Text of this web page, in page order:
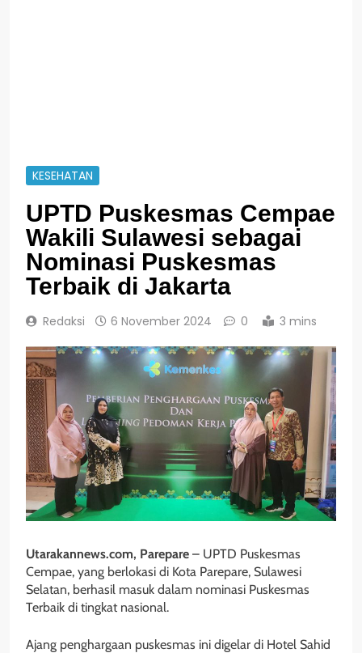
KESEHATAN
UPTD Puskesmas Cempae
Wakili Sulawesi sebagai
Nominasi Puskesmas
Terbaik di Jakarta
Redaksi 6 November 2024 0 3 mins
Utarakannews.com, Parepare – UPTD Puskesmas
Cempae, yang berlokasi di Kota Parepare, Sulawesi
Selatan, berhasil masuk dalam nominasi Puskesmas
Terbaik di tingkat nasional.
Ajang penghargaan puskesmas ini digelar di Hotel Sahid